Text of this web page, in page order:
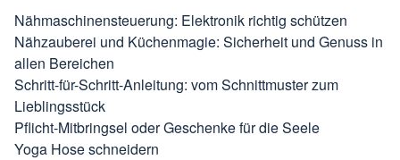
Nähmaschinensteuerung: Elektronik richtig schützen
Nähzauberei und Küchenmagie: Sicherheit und Genuss in
allen Bereichen
Schritt-für-Schritt-Anleitung: vom Schnittmuster zum
Lieblingsstück
Pflicht-Mitbringsel oder Geschenke für die Seele
Yoga Hose schneidern